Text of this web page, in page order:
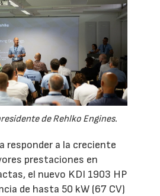
de Rehlko Engines.
responder a la creciente
prestaciones en
el nuevo KDI 1903 HP
de hasta 50 kW (67 CV)